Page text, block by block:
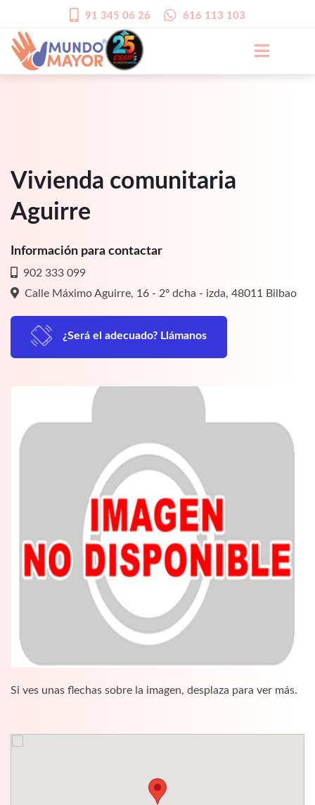
91 345 06 26 616 113 103
Vivienda comunitaria
Aguirre
Información para contactar
902 333 099
Calle Máximo Aguirre, 16 - 2º dcha - izda, 48011 Bilbao
¿Será el adecuado? Llámanos
Si ves unas flechas sobre la imagen, desplaza para ver más.